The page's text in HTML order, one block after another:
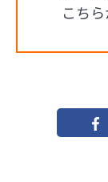
こち